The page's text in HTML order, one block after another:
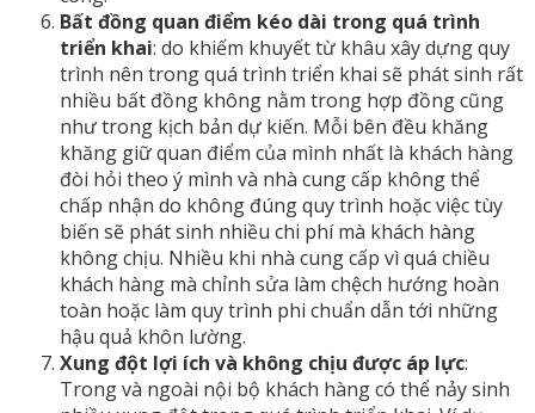
Bất đồng quan điểm kéo dài trong quá trình
triển khai: do khiếm khuyết từ khâu xây dựng quy
trình nên trong quá trình triển khai sẽ phát sinh rất
nhiều bất đồng không nằm trong hợp đồng cũng
như trong kịch bản dự kiến. Mỗi bên đều khăng
khăng giữ quan điểm của mình nhất là khách hàng
đòi hỏi theo ý mình và nhà cung cấp không thể
chấp nhận do không đúng quy trình hoặc việc tùy
biến sẽ phát sinh nhiều chi phí mà khách hàng
không chịu. Nhiều khi nhà cung cấp vì quá chiều
khách hàng mà chỉnh sửa làm chệch hướng hoàn
toàn hoặc làm quy trình phi chuẩn dẫn tới những
hậu quả khôn lường.
Xung đột lợi ích và không chịu được áp lực:
Trong và ngoài nội bộ khách hàng có thể nảy sinh